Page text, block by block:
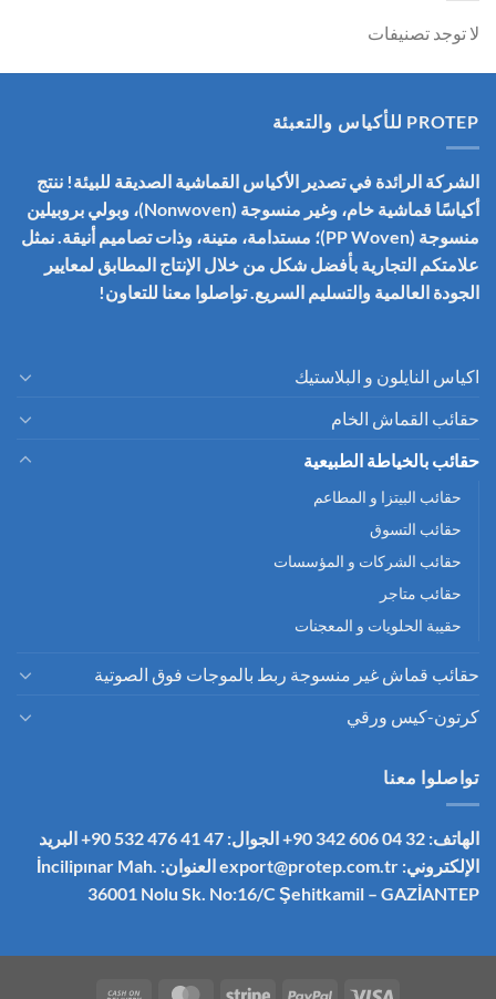
لا توجد تصنيفات
PROTEP للأكياس والتعبئة
الشركة الرائدة في تصدير الأكياس القماشية الصديقة للبيئة! ننتج
أكياسًا قماشية خام، وغير منسوجة (Nonwoven)، وبولي بروبيلين
منسوجة (PP Woven)؛ مستدامة، متينة، وذات تصاميم أنيقة. نمثل
علامتكم التجارية بأفضل شكل من خلال الإنتاج المطابق لمعايير
الجودة العالمية والتسليم السريع. تواصلوا معنا للتعاون!
اكياس النايلون و البلاستيك
حقائب القماش الخام
حقائب بالخياطة الطبيعية
حقائب البيتزا و المطاعم
حقائب التسوق
حقائب الشركات و المؤسسات
حقائب متاجر
حقيبة الحلويات و المعجنات
حقائب قماش غير منسوجة ربط بالموجات فوق الصوتية
كرتون-كيس ورقي
تواصلوا معنا
الهاتف: 32 04 606 342 90+ الجوال: 47 41 476 532 90+
البريد
الإلكتروني: export@protep.com.tr
العنوان: İncilipınar Mah.
36001 Nolu Sk. No:16/C Şehitkamil – GAZİANTEP